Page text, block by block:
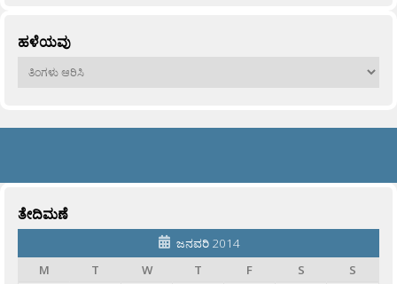
ಹಳೆಯವು
ಹಳೆಯವು
ತೇದಿಮಣೆ
ಜನವರಿ 2014
M
T W T F S
S